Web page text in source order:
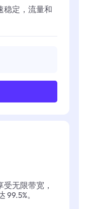
稳定，流量和
无限带宽，
。